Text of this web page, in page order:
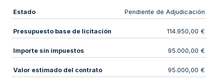
Estado Pendiente de Adjudicación
Presupuesto base de licitación 114.950,00 €
Importe sin impuestos 95.000,00 €
Valor estimado del contrato 95.000,00 €